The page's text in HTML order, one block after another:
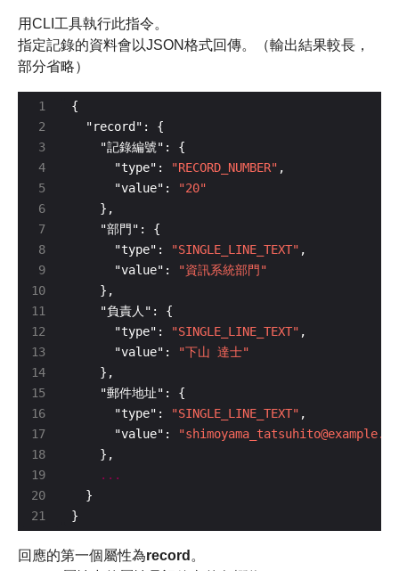
用CLI工具執行此指令。
指定記錄的資料會以JSON格式回傳。（輸出結果較長，
部分省略）
3
4
5
6
7
8
9
10
13
14
15
16
17
18
19
20
      "type":
"RECORD_NUMBER"
      "value":
"20"
      "type":
"SINGLE_LINE_TEXT"
      "value":
"資訊系統部門"
      "type":
"SINGLE_LINE_TEXT"
      "value":
"下山 達士"
      "type":
"SINGLE_LINE_TEXT"
      "value":
...
}
回應的第一個屬性為record 。